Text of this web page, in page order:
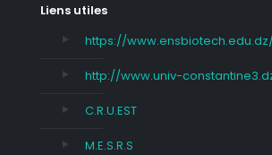
Liens utiles
https://
http://www.univ-
C.R.U.EST
M.E.S.R.S